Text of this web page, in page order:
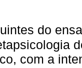
do
com a